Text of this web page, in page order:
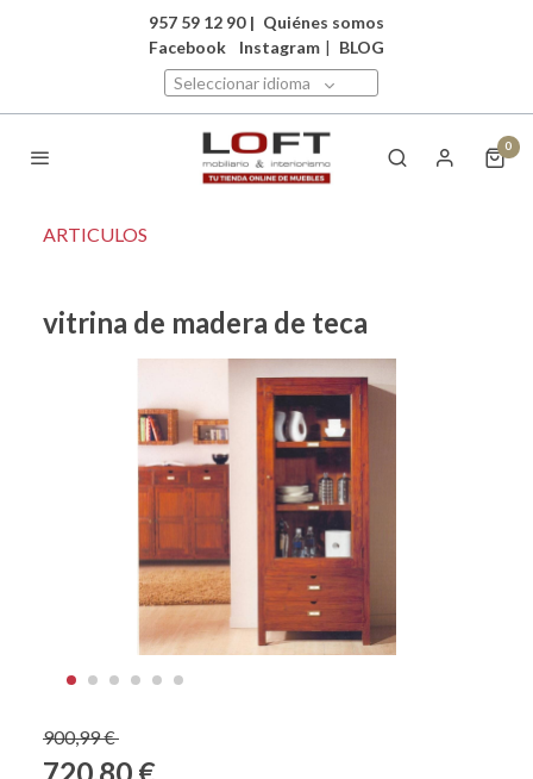
957 59 12 90 | Quiénes somos
Facebook
Instagram | BLOG
Seleccionar idioma
0
ARTICULOS
vitrina de madera de teca
900,99 €
720,80 €